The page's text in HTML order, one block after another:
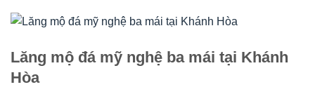
Lăng mộ đá mỹ nghệ ba mái tại Khánh
Hòa